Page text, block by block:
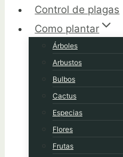
Control de plagas
Como plantar
Árboles
Arbustos
Bulbos
Cactus
Especias
Flores
Frutas